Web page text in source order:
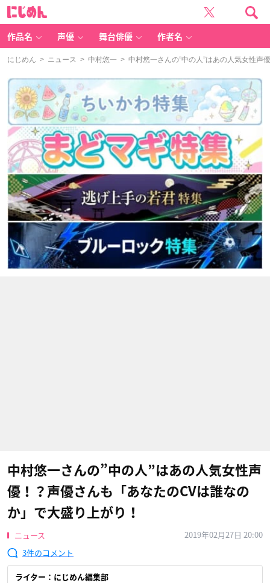
作品名 声優 舞台俳優 作者名
にじめん > ニュース > 中村悠一 > 中村悠一さんの”中の人”はあの人気女性声
中村悠一さんの”中の人”はあの人気女性声
優！？声優さんも「あなたのCVは誰なの
か」で大盛り上がり！
ニュース
2019年02月27日 20:00
3
ライター：にじめん編集部